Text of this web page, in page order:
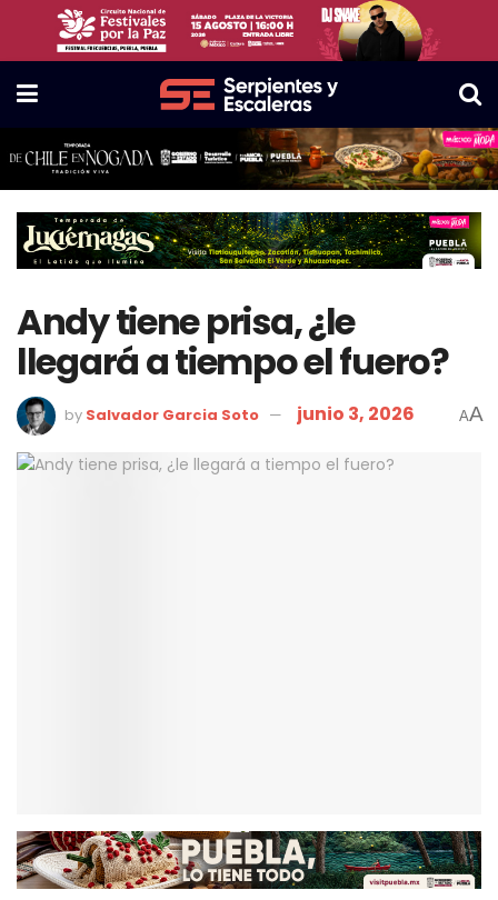
Andy tiene prisa, ¿le
llegará a tiempo el fuero?
by Salvador Garcia Soto junio 3, 2026 AA